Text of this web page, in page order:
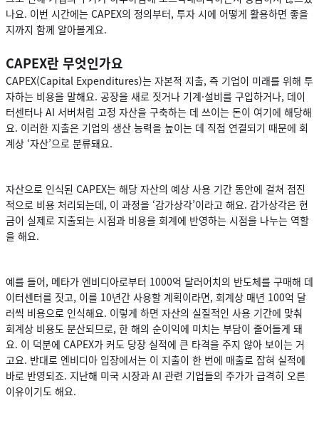
나요. 이번 시간에는 CAPEX의 정의부터, 투자 시에 어떻게 활용하면 좋을
지까지 함께 알아볼게요.
CAPEX란 무엇인가요
CAPEX(Capital Expenditures)는 자본적 지출, 즉 기업이 미래를 위해 투
자하는 비용을 말해요. 공장을 새로 짓거나 기계·설비를 구입하거나, 데이
터센터나 AI 서버처럼 고정 자산을 구축하는 데 쓰이는 돈이 여기에 해당해
요. 이러한 지출은 기업의 생산 능력을 높이는 데 직접 연결되기 때문에 회
계상 ‘자산’으로 분류돼요.
자산으로 인식된 CAPEX는 해당 자산의 예상 사용 기간 동안에 걸쳐 점진
적으로 비용 처리되는데, 이 과정을 ‘감가상각’이라고 해요. 감가상각은 현
금이 실제로 지출되는 시점과 비용을 회계에 반영하는 시점을 나누는 역할
을 해요.
예를 들어, 메타가 엔비디아로부터 1000억 달러어치의 반도체를 구매해 데
이터센터를 짓고, 이를 10년간 사용할 계획이라면, 회계상 매년 100억 달
러씩 비용으로 인식해요. 이렇게 하면 자산의 실질적인 사용 기간에 맞춰
회계상 비용도 분산되므로, 한 해의 순이익에 미치는 부담이 줄어들게 돼
요. 이 덕분에 CAPEX가 커도 당장 실적에 큰 타격을 주지 않아 보이는 거
고요. 반대로 엔비디아 입장에서는 이 지출이 한 번에 매출로 잡혀 실적에
바로 반영되죠. 지난해 미국 시장과 AI 관련 기업들의 주가가 급격히 오른
이유이기도 해요.